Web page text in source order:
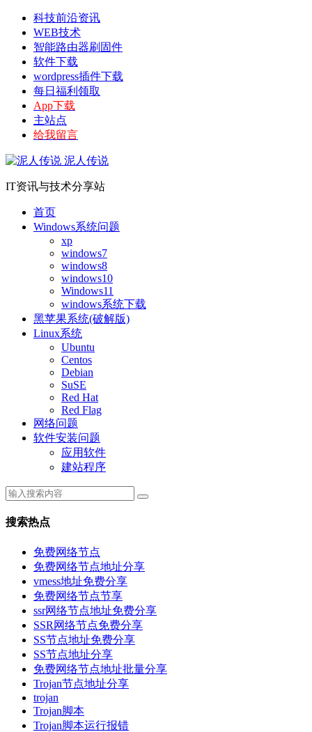
科技前沿资讯
WEB技术
智能路由器刷固件
软件下载
wordpress插件下载
每日福利领取
App下载
主站点
给我留言
泥人传说
IT资讯与技术分享站
首页
Windows系统问题
xp
windows7
windows8
windows10
Windows11
windows系统下载
黑苹果系统(破解版)
Linux系统
Ubuntu
Centos
Debian
SuSE
Red Hat
Red Flag
网络问题
软件安装问题
应用软件
建站程序
搜索热点
免费网络节点
免费网络节点地址分享
vmess地址免费分享
免费网络节点节享
ssr网络节点地址免费分享
SSR网络节点免费分享
SS节点地址免费分享
SS节点地址分享
免费网络节点地址批量分享
Trojan节点地址分享
trojan
Trojan脚本
Trojan脚本运行报错